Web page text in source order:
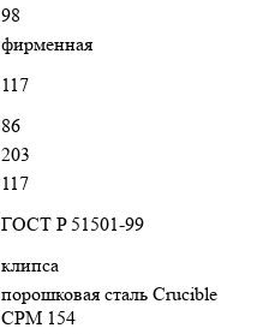
98
фирменная
117
86
203
117
ГОСТ P 51501-99
клипса
порошковая сталь Crucible
CPM 154